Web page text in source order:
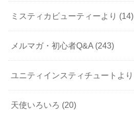
ミスティカビューティーより (14)
メルマガ・初心者Q&A (243)
ユニティインスティチュートより
天使いろいろ (20)